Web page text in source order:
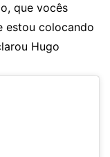
que vocês
estou colocando
Hugo